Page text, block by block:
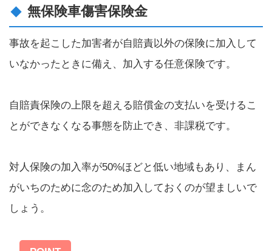
無保険車傷害保険金
事故を起こした加害者が自賠責以外の保険に加入して
いなかったときに備え、加入する任意保険です。
自賠責保険の上限を超える賠償金の支払いを受けるこ
とができなくなる事態を防止でき、非課税です。
対人保険の加入率が50%ほどと低い地域もあり、まん
がいちのために念のため加入しておくのが望ましいで
しょう。